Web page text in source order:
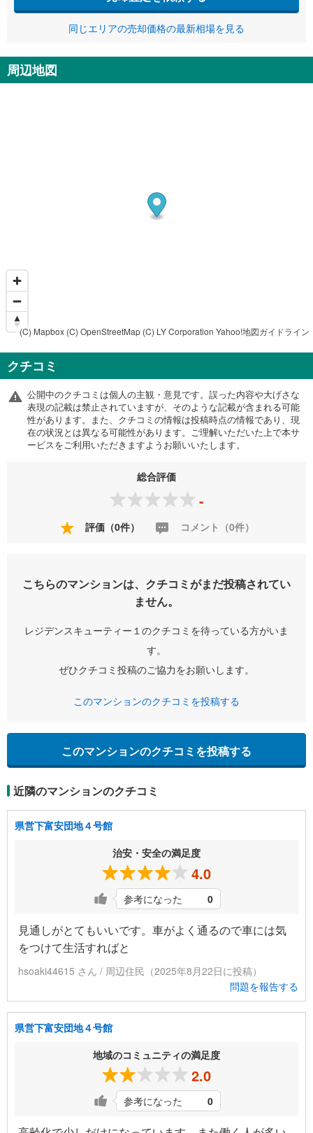
同じエリアの売却価格の最新相場を見る
周辺地図
(C) Mapbox (C) OpenStreetMap (C) LY Corporation Yahoo!地図ガイドライン
クチコミ
公開中のクチコミは個人の主観・意見です。誤った内容や大げさな
表現の記載は禁止されていますが、そのような記載が含まれる可能
性があります。また、クチコミの情報は投稿時点の情報であり、現
在の状況とは異なる可能性があります。ご理解いただいた上で本サ
ービスをご利用いただきますようお願いいたします。
総合評価
-
評価（0件） コメント（0件）
こちらのマンションは、クチコミがまだ投稿されてい
ません。
レジデンスキューティー１のクチコミを待っている方がいま
す。
ぜひクチコミ投稿のご協力をお願いします。
このマンションのクチコミを投稿する
このマンションのクチコミを投稿する
近隣のマンションのクチコミ
県営下富安団地４号館
治安・安全の満足度
4.0
参考になった 0
見通しがとてもいいです。車がよく通るので車には気
をつけて生活すればと
hsoaki44615 さん / 周辺住民（2025年8月22日に投稿）
問題を報告する
県営下富安団地４号館
地域のコミュニティの満足度
2.0
参考になった 0